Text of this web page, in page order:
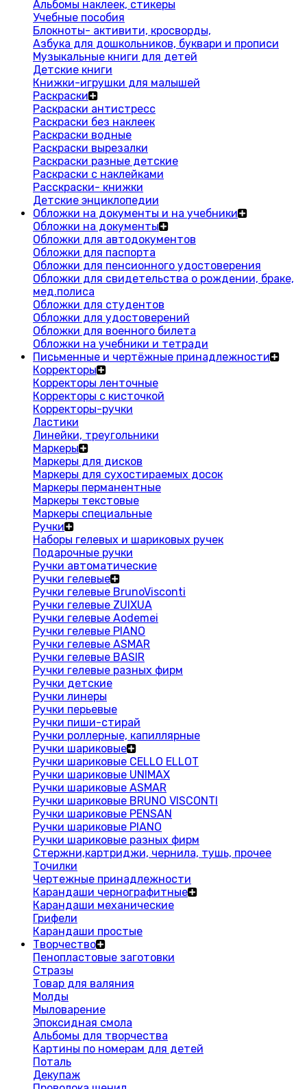
Альбомы наклеек, стикеры
Учебные пособия
Блокноты- активити, кросворды,
Азбука для дошкольников, буквари и прописи
Музыкальные книги для детей
Детские книги
Книжки-игрушки для малышей
Раскраски
Раскраски антистресс
Раскраски без наклеек
Раскраски водные
Раскраски вырезалки
Раскраски разные детские
Раскраски с наклейками
Расскраски- книжки
Детские энциклопедии
Обложки на документы и на учебники
Обложки на документы
Обложки для автодокументов
Обложки для паспорта
Обложки для пенсионного удостоверения
Обложки для свидетельства о рождении, браке,
мед.полиса
Обложки для студентов
Обложки для удостоверений
Обложки для военного билета
Обложки на учебники и тетради
Письменные и чертёжные принадлежности
Корректоры
Корректоры ленточные
Корректоры с кисточкой
Корректоры-ручки
Ластики
Линейки, треугольники
Маркеры
Маркеры для дисков
Маркеры для сухостираемых досок
Маркеры перманентные
Маркеры текстовые
Маркеры специальные
Ручки
Наборы гелевых и шариковых ручек
Подарочные ручки
Ручки автоматические
Ручки гелевые
Ручки гелевые BrunoVisconti
Ручки гелевые ZUIXUA
Ручки гелевые Aodemei
Ручки гелевые PIANO
Ручки гелевые ASMAR
Ручки гелевые BASIR
Ручки гелевые разных фирм
Ручки детские
Ручки линеры
Ручки перьевые
Ручки пиши-стирай
Ручки роллерные, капиллярные
Ручки шариковые
Ручки шариковые CELLO ELLOT
Ручки шариковые UNIMAX
Ручки шариковые ASMAR
Ручки шариковые BRUNO VISCONTI
Ручки шариковые PENSAN
Ручки шариковые PIANO
Ручки шариковые разных фирм
Стержни,картриджи, чернила, тушь, прочее
Точилки
Чертежные принадлежности
Карандаши чернографитные
Карандаши механические
Грифели
Карандаши простые
Творчество
Пенопластовые заготовки
Стразы
Товар для валяния
Молды
Мыловарение
Эпоксидная смола
Альбомы для творчества
Картины по номерам для детей
Поталь
Декупаж